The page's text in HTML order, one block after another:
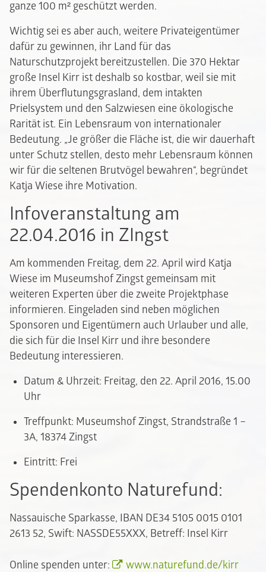
ganze 100 m² geschützt werden.
Wichtig sei es aber auch, weitere Privateigentümer
dafür zu gewinnen, ihr Land für das
Naturschutzprojekt bereitzustellen. Die 370 Hektar
große Insel Kirr ist deshalb so kostbar, weil sie mit
ihrem Überflutungsgrasland, dem intakten
Prielsystem und den Salzwiesen eine ökologische
Rarität ist. Ein Lebensraum von internationaler
Bedeutung. „Je größer die Fläche ist, die wir dauerhaft
unter Schutz stellen, desto mehr Lebensraum können
wir für die seltenen Brutvögel bewahren“, begründet
Katja Wiese ihre Motivation.
Infoveranstaltung am
22.04.2016 in ZIngst
Am kommenden Freitag, dem 22. April wird Katja
Wiese im Museumshof Zingst gemeinsam mit
weiteren Experten über die zweite Projektphase
informieren. Eingeladen sind neben möglichen
Sponsoren und Eigentümern auch Urlauber und alle,
die sich für die Insel Kirr und ihre besondere
Bedeutung interessieren.
Datum & Uhrzeit: Freitag, den 22. April 2016, 15.00
Uhr
Treffpunkt: Museumshof Zingst, Strandstraße 1 –
3A, 18374 Zingst
Eintritt: Frei
Spendenkonto Naturefund:
Nassauische Sparkasse, IBAN DE34 5105 0015 0101
2613 52, Swift: NASSDE55XXX, Betreff: Insel Kirr
Online spenden unter: www.naturefund.de/kirr